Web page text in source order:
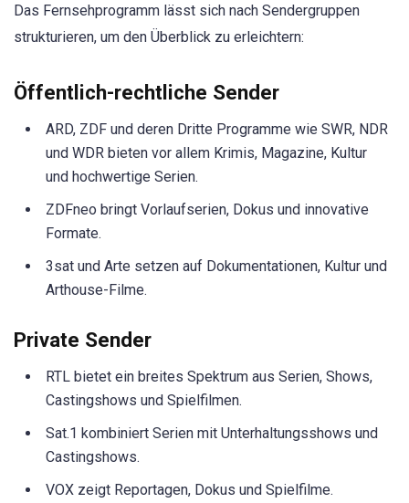
Das Fernsehprogramm lässt sich nach Sendergruppen
strukturieren, um den Überblick zu erleichtern:
Öffentlich-rechtliche Sender
ARD, ZDF und deren Dritte Programme wie SWR, NDR
und WDR bieten vor allem Krimis, Magazine, Kultur
und hochwertige Serien.
ZDFneo bringt Vorlaufserien, Dokus und innovative
Formate.
3sat und Arte setzen auf Dokumentationen, Kultur und
Arthouse-Filme.
Private Sender
RTL bietet ein breites Spektrum aus Serien, Shows,
Castingshows und Spielfilmen.
Sat.1 kombiniert Serien mit Unterhaltungsshows und
Castingshows.
VOX zeigt Reportagen, Dokus und Spielfilme.